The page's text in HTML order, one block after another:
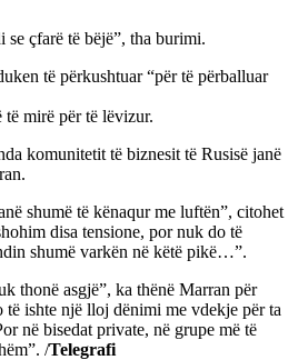
se çfarë të bëjë”, tha burimi.
të përkushtuar “për të përballuar
mirë për të lëvizur.
komunitetit të biznesit të Rusisë janë
shumë të kënaqur me luftën”, citohet
disa tensione, por nuk do të
shumë varkën në këtë pikë…”.
thonë asgjë”, ka thënë Marran për
të ishte një lloj dënimi me vdekje për ta
në bisedat private, në grupe më të
/Telegrafi